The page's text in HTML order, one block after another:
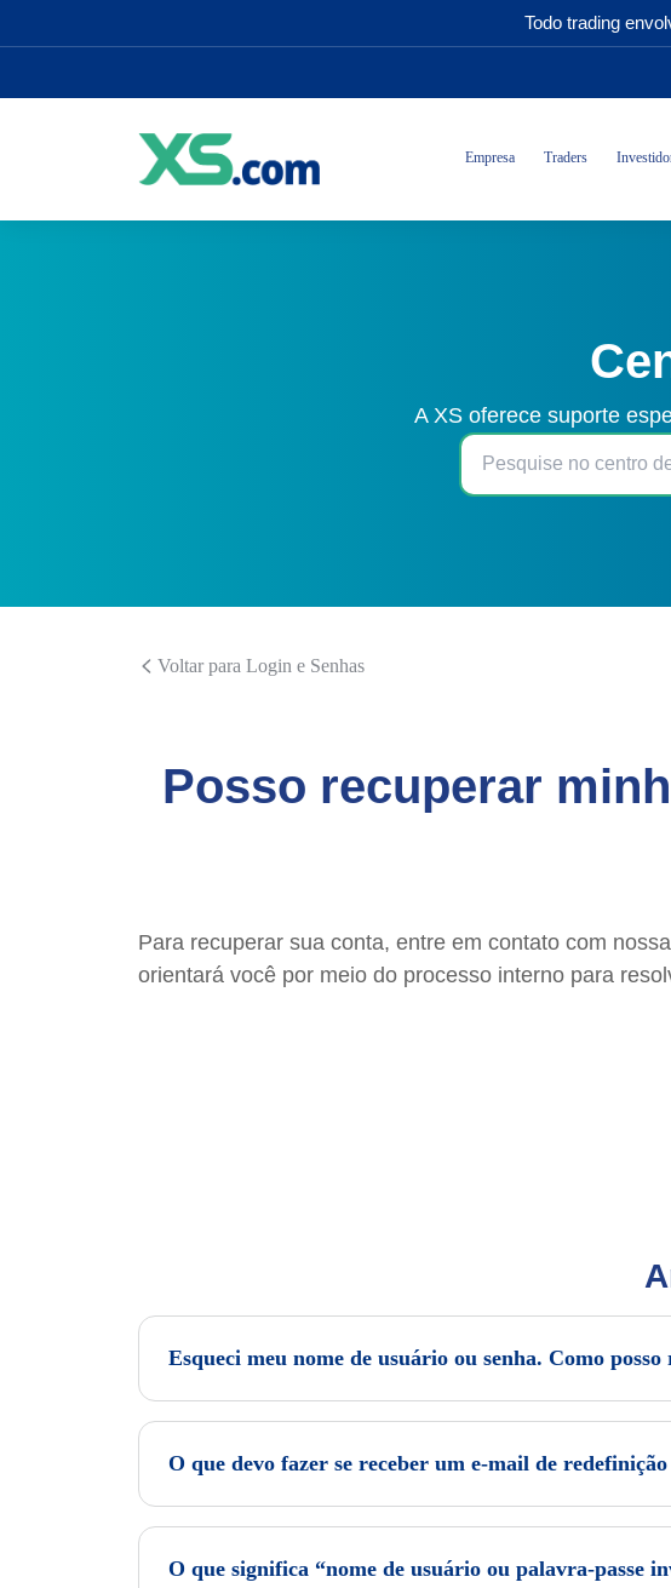
Todo trading
Empresa Traders
A XS oferece suporte
Voltar para Login e Senhas
Posso recuperar
Para recuperar sua conta, entre em contato com
orientará você por meio do processo interno para
Esqueci meu nome de usuário ou senha. Como
O que devo fazer se receber um e-mail de
O que significa “nome de usuário ou palavra-passe